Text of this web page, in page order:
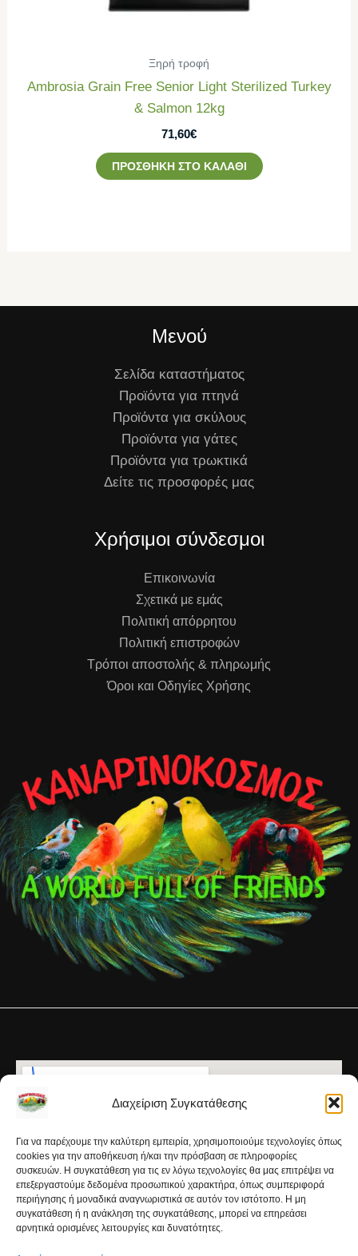
Διαχείριση Συγκατάθεσης
Για να παρέχουμε την καλύτερη εμπειρία, χρησιμοποιούμε τεχνολογίες όπως
cookies για την αποθήκευση ή/και την πρόσβαση σε πληροφορίες
συσκευών. Η συγκατάθεση για τις εν λόγω τεχνολογίες θα μας επιτρέψει να
επεξεργαστούμε δεδομένα προσωπικού χαρακτήρα, όπως συμπεριφορά
περιήγησης ή μοναδικά αναγνωριστικά σε αυτόν τον ιστότοπο. Η μη
συγκατάθεση ή η ανάκληση της συγκατάθεσης, μπορεί να επηρεάσει
αρνητικά ορισμένες λειτουργίες και δυνατότητες.
Ξηρή τροφή
Ambrosia Grain Free Senior Light Sterilized Turkey
& Salmon 12kg
71,60€
ΠΡΟΣΘΉΚΗ ΣΤΟ ΚΑΛΆΘΙ
Μενού
Σελίδα καταστήματος
Προϊόντα για πτηνά
Προϊόντα για σκύλους
Προϊόντα για γάτες
Προϊόντα για τρωκτικά
Δείτε τις προσφορές μας
Χρήσιμοι σύνδεσμοι
Επικοινωνία
Σχετικά με εμάς
Πολιτική απόρρητου
Πολιτική επιστροφών
Τρόποι αποστολής & πληρωμής
Όροι και Οδηγίες Χρήσης